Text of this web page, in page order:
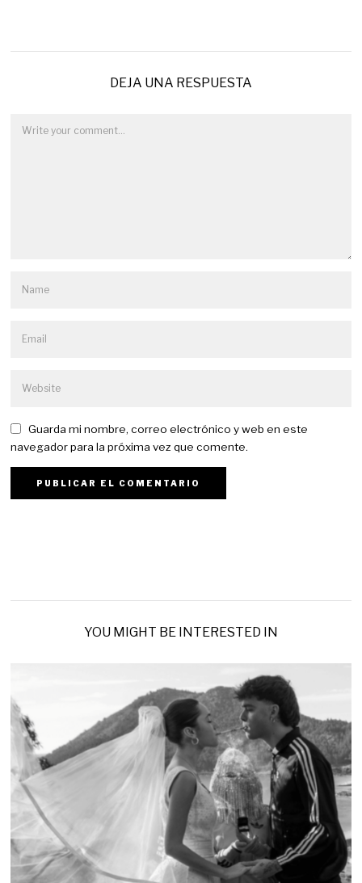
DEJA UNA RESPUESTA
Guarda mi nombre, correo electrónico y web en este
navegador para la próxima vez que comente.
YOU MIGHT BE INTERESTED IN